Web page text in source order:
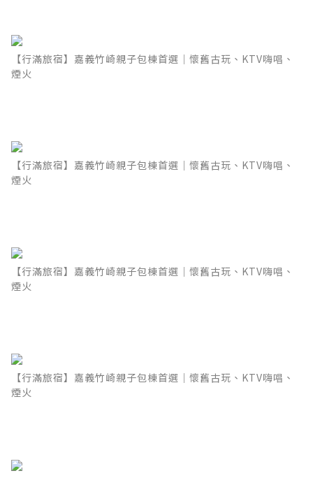
【行滿旅宿】嘉義竹崎親子包棟首選｜懷舊古玩、KTV嗨唱、
煙火
【行滿旅宿】嘉義竹崎親子包棟首選｜懷舊古玩、KTV嗨唱、
煙火
【行滿旅宿】嘉義竹崎親子包棟首選｜懷舊古玩、KTV嗨唱、
煙火
【行滿旅宿】嘉義竹崎親子包棟首選｜懷舊古玩、KTV嗨唱、
煙火